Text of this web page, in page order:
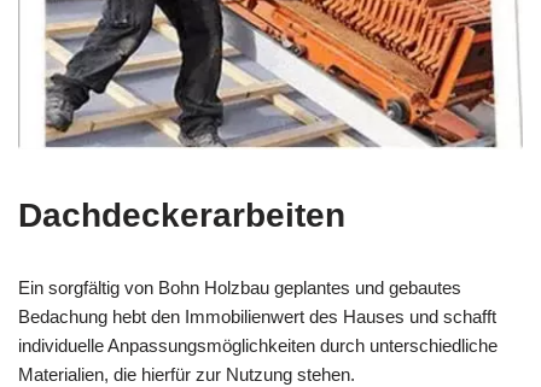
Dachdeckerarbeiten
Ein sorgfältig von Bohn Holzbau geplantes und gebautes
Bedachung hebt den Immobilienwert des Hauses und schafft
individuelle Anpassungsmöglichkeiten durch unterschiedliche
Materialien, die hierfür zur Nutzung stehen.